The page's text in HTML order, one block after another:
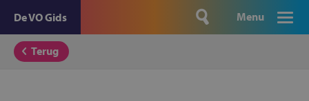
De VO Gids Menu
Terug